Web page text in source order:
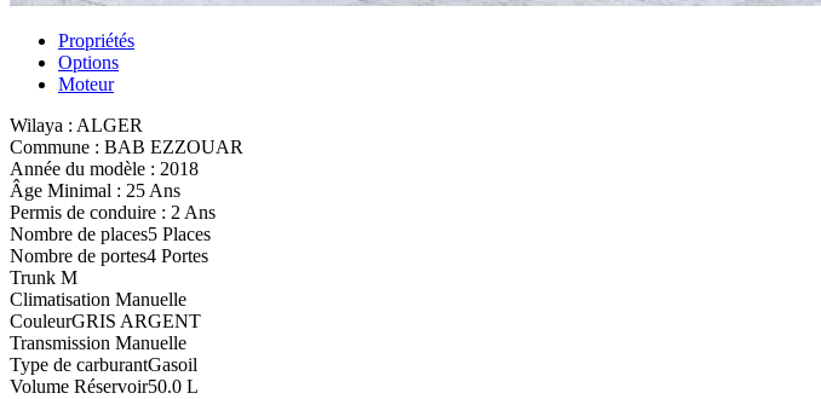
Propriétés
Options
Moteur
Wilaya : ALGER
Commune : BAB EZZOUAR
Année du modèle : 2018
Âge Minimal : 25 Ans
Permis de conduire : 2 Ans
Nombre de places5 Places
Nombre de portes4 Portes
Trunk M
Climatisation Manuelle
CouleurGRIS ARGENT
Transmission Manuelle
Type de carburantGasoil
Volume Réservoir50.0 L